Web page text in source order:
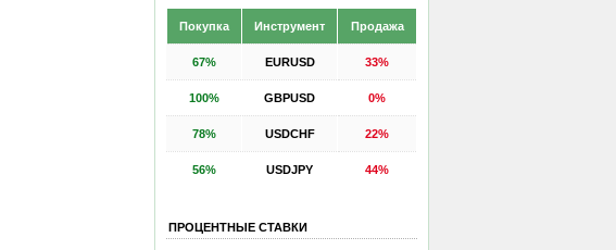
Покупка Инструмент Продажа
67% EURUSD 33%
100% GBPUSD 0%
78% USDCHF 22%
56% USDJPY 44%
ПРОЦЕНТНЫЕ СТАВКИ